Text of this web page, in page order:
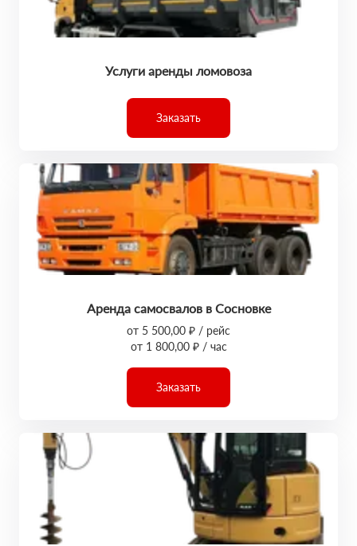
Услуги аренды ломовоза
Заказать
Аренда самосвалов в Сосновке
от 5 500,00 ₽ / рейс
от 1 800,00 ₽ / час
Заказать